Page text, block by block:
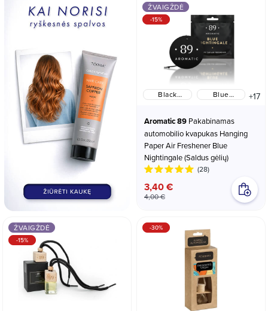
Black
vaisių)
Blue
gėlių)
+17
Aromatic 89
automobilio kvapukas Hanging
Paper Air Freshener Blue
Nightingale (Saldus gėlių)
(28)
3,40 €
4,00 €
ŽVAIGŽDĖ
-15%
ŽVAIGŽDĖ
-15%
-30%